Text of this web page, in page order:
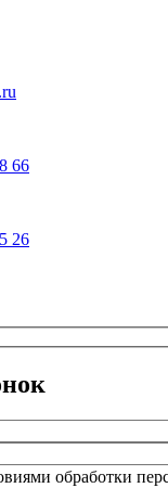
66
26
обработки